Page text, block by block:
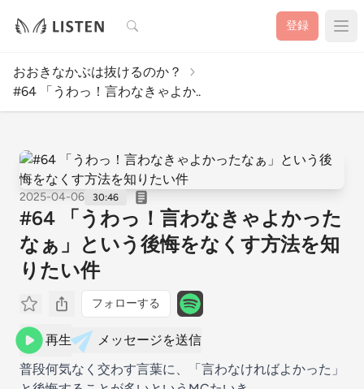
検索 登録
おおきなかぶは抜けるのか？
#64 「うわっ！言わなきゃよか..
2025-04-06 30:46
#64 「うわっ！言わなきゃよかった
なぁ」という後悔をなくす方法を知
りたい件
フォローする
再生
メッセージを送信
普段何気なく交わす言葉に、「言わなければよかった」